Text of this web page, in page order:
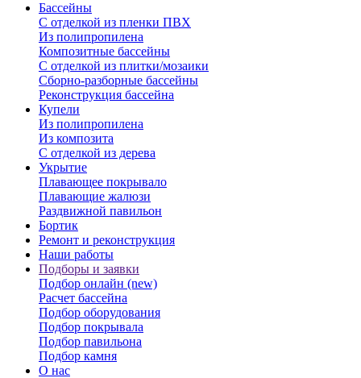
Бассейны
С отделкой из пленки ПВХ
Из полипропилена
Композитные бассейны
С отделкой из плитки/мозаики
Сборно-разборные бассейны
Реконструкция бассейна
Купели
Из полипропилена
Из композита
С отделкой из дерева
Укрытие
Плавающее покрывало
Плавающие жалюзи
Раздвижной павильон
Бортик
Ремонт и реконструкция
Наши работы
Подборы и заявки
Подбор онлайн (new)
Расчет бассейна
Подбор оборудования
Подбор покрывала
Подбор павильона
Подбор камня
О нас